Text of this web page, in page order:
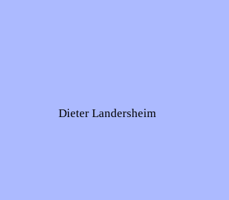
Dieter Landersheim